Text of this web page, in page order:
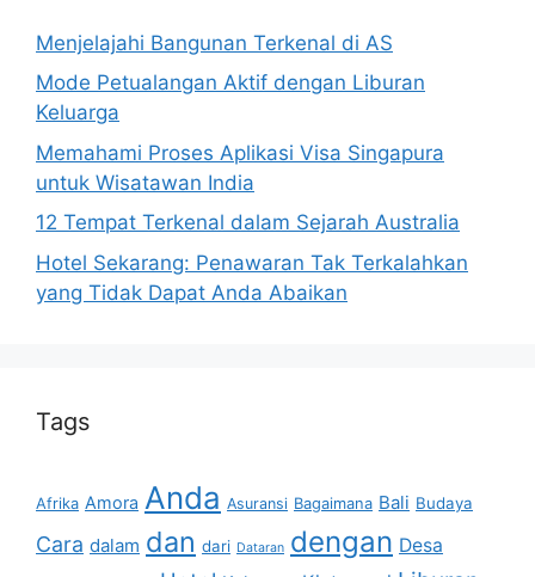
Menjelajahi Bangunan Terkenal di AS
Mode Petualangan Aktif dengan Liburan
Keluarga
Memahami Proses Aplikasi Visa Singapura
untuk Wisatawan India
12 Tempat Terkenal dalam Sejarah Australia
Hotel Sekarang: Penawaran Tak Terkalahkan
yang Tidak Dapat Anda Abaikan
Tags
Afrika Amora Anda Asuransi Bagaimana Bali Budaya
Cara dalam dan dari Dataran dengan Desa